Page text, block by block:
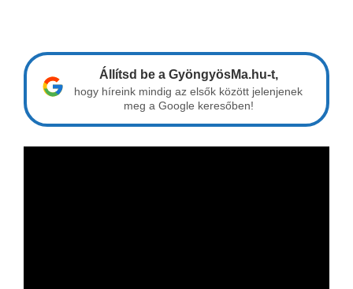
Állítsd be a GyöngyösMa.hu-t,
hogy híreink mindig az elsők között jelenjenek
meg a Google keresőben!